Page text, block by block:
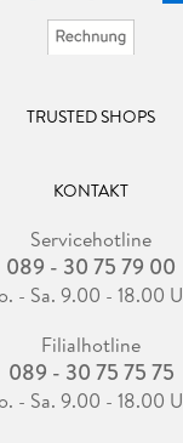
TRUSTED SHOPS
KONTAKT
Servicehotline
089 - 30 75 79 00
- Sa. 9.00 - 18.00
Filialhotline
089 - 30 75 75 75
- Sa. 9.00 - 18.00